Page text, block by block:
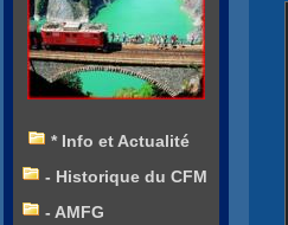
* Info et Actualité
- Historique du CFM
- AMFG